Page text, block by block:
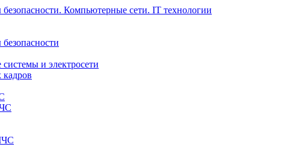
Компьютерные сети. IT технологии
и электросети